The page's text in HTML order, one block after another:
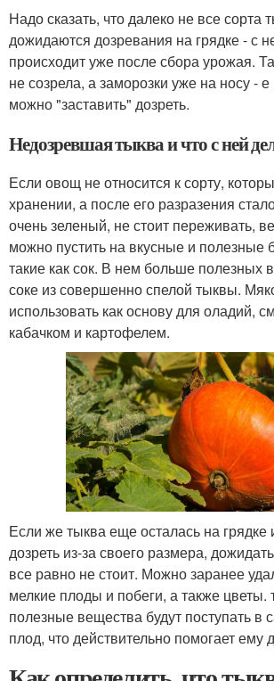
Надо сказать, что далеко не все сорта
дожидаются дозревания на грядке - с
происходит уже после сбора урожая.
не созрела, а заморозки уже на носу -
можно "заставить" дозреть.
Недозревшая тыква и что с ней
Если овощ не относится к сорту,
хранении, а после его разразения
очень зеленый, не стоит переживать,
можно пустить на вкусные и полезные
такие как сок. В нем больше полезных
соке из совершенно спелой тыквы.
использовать как основу для оладий,
кабачком и картофелем.
Если же тыква еще осталась на грядке
дозреть из-за своего размера,
все равно не стоит. Можно заранее
мелкие плоды и побеги, а также цветы.
полезные вещества будут поступать
плод, что действительно помогает ему